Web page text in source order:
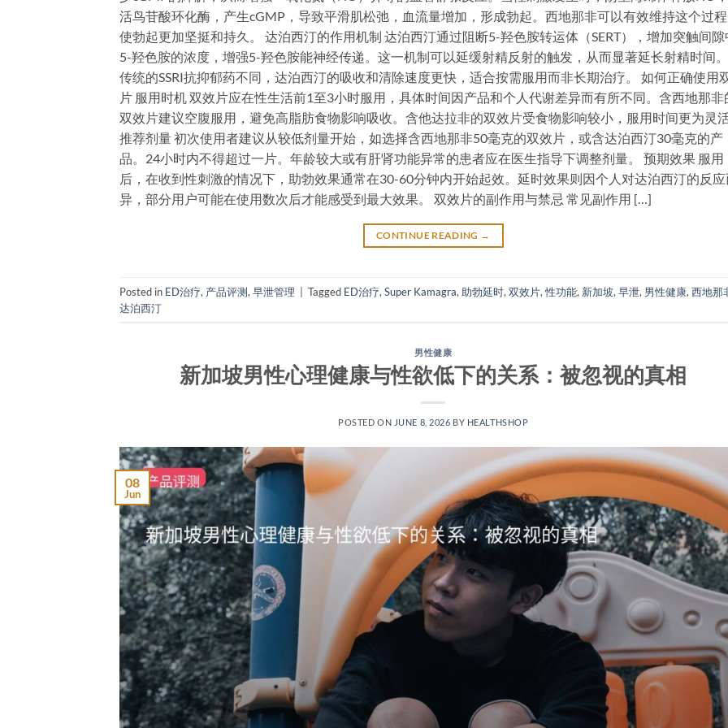
活鸟苷酸环化酶，产生cGMP，导致平滑肌松弛，血流量增加，形成勃起。西地那非可以有效维持这个过程
使勃起更加坚挺和持久。 达泊西汀的作用机制 达泊西汀通过阻断5-羟色胺转运体（SERT），增加突触间隙
5-羟色胺的浓度，增强5-羟色胺能神经传递。这一机制可以延缓射精反射的触发，从而显著延长射精时间
传统的SSRI抗抑郁药不同，达泊西汀的吸收和清除速度更快，适合按需服用而非长期治疗。 如何正确使用
片 服用时机 双效片应在性生活前1至3小时服用，具体时间因产品和个人代谢差异而有所不同。含西地那非
双效片建议空腹服用，避免高脂肪食物影响吸收。含他达拉非的双效片受食物影响较小，服用时间更为灵活
推荐剂量 初次使用者建议从较低剂量开始，如选择含西地那非50毫克的双效片，或含达泊西汀30毫克的产
品。24小时内不得超过一片。年龄较大或有肝肾功能异常的患者应在医生指导下调整剂量。 预期效果 服用
后，在收到性刺激的情况下，助勃效果通常在30-60分钟内开始起效。延时效果则因个人对达泊西汀的反应
异，部分用户可能在使用数次后才能感受到最大效果。 双效片的副作用与禁忌 常见副作用 […]
CONTINUE READING →
Posted in ED治疗, 产品评测, 早泄管理 | Tagged ED治疗, Super Kamagra, 助勃延时, 双效片,性功能, 新加坡, 早泄, 男性健康, 西地那
达泊西汀
男性健康
新加坡男性心理健康与性欲低下的关系：被忽视的真相
POSTED ON JUNE 8, 2026 BY HEALTHSHOP
08
Jun